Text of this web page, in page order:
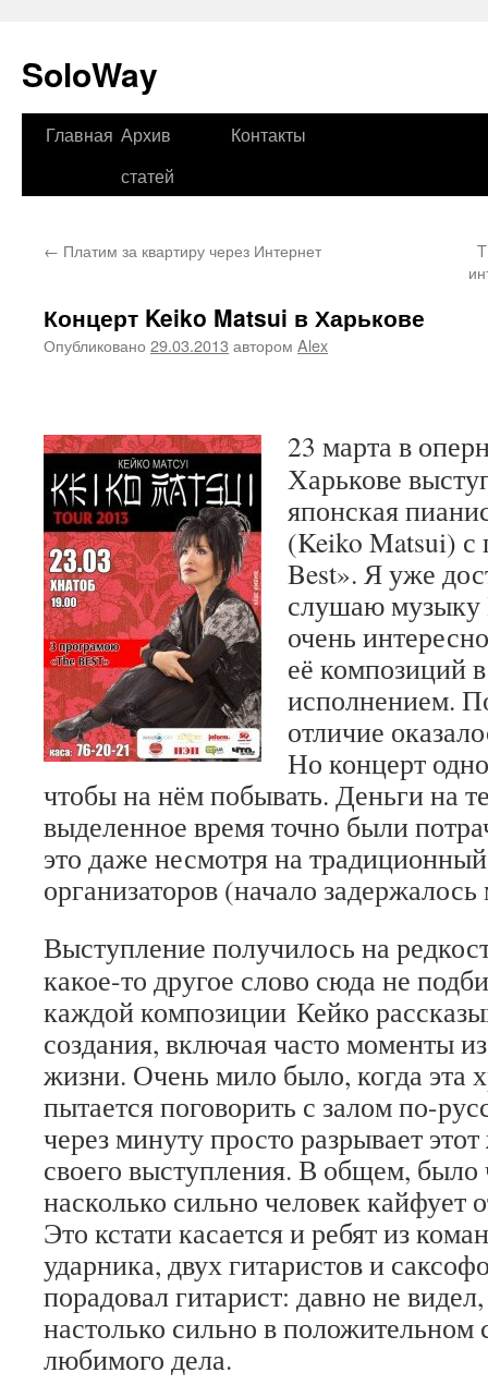
SoloWay
Перейти
Главная Архив
статей
Контакты
← Платим за квартиру через Интернет
Концерт Keiko Matsui в Харькове
Опубликовано 29.03.2013 автором Alex
23 марта в
Харькове
японская
(Keiko Matsui) с
Best». Я уже
слушаю музыку
очень
её композиций
исполнением.
отличие
Но концерт
чтобы на нём побывать. Деньги на
выделенное время точно были
это даже несмотря на
организаторов (начало
Выступление получилось на
какое-то другое слово сюда не
каждой композиции Кейко
создания, включая часто моменты
жизни. Очень мило было, когда эта
пытается поговорить с залом по-
через минуту просто разрывает
своего выступления. В общем, было
насколько сильно человек кайфует
Это кстати касается и ребят из
ударника, двух гитаристов и
порадовал гитарист: давно не
настолько сильно в положительном
любимого дела.